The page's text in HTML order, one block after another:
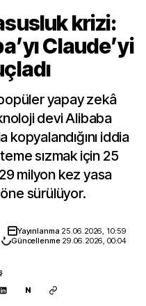
krizi:
Claude’yi
yapay zekâ
devi Alibaba
kopyalandığını iddia
sızmak için 25
milyon kez yasa
sürülüyor.
Yayınlanma 25.06.2026, 10:59
Güncellenme 29.06.2026, 00:04
N